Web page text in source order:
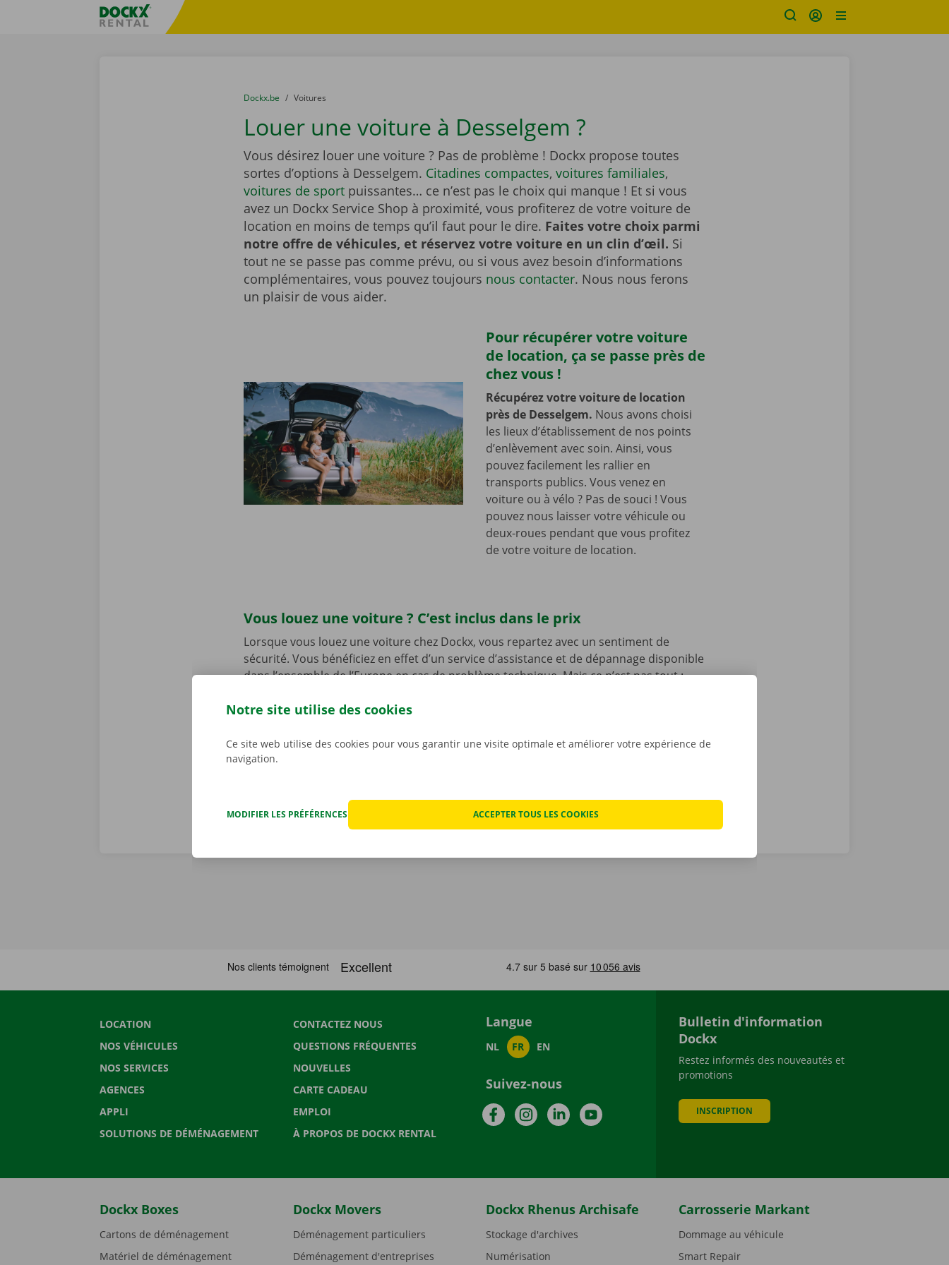
sitename
You are here:
du
Dockx.be to
Voitures
Louer une voiture à Desselgem ?
Vous désirez louer une voiture ? Pas de problème ! Dockx propose toutes
sortes d’options à Desselgem. Citadines compactes, voitures familiales,
voitures de sportpuissantes… ce n’est pas le choix qui manque ! Et si vous
avez un Dockx Service Shop à proximité, vous profiterez de votre voiture de
location en moins de temps qu’il faut pour le dire. Faites votre choix parmi
notre offre de véhicules, et réservez votre voiture en un clin d’œil. Si
tout ne se passe pas comme prévu, ou si vous avez besoin d’informations
complémentaires, vous pouvez toujours nous contacter. Nous nous ferons
un plaisir de vous aider.
Pour récupérer votre voiture
de location, ça se passe près de
chez vous !
Récupérez votre voiture de location
près de Desselgem. Nous avons choisi
les lieux d’établissement de nos points
d’enlèvement avec soin. Ainsi, vous
pouvez facilement les rallier en
transports publics. Vous venez en
voiture ou à vélo ? Pas de souci ! Vous
pouvez nous laisser votre véhicule ou
deux-roues pendant que vous profitez
de votre voiture de location.
Vous louez une voiture ? C’est inclus dans le prix
Lorsque vous louez une voiture chez Dockx, vous repartez avec un sentiment de
sécurité. Vous bénéficiez en effet d’un service d’assistance et de dépannage disponible
dans l’ensemble de l’Europe en cas de problème technique. Mais ce n’est pas tout :
début de la location. Nous constatons l’état de la voiture ensemble avant que vous
véritables priorités.
LOCATION
NOS VÉHICULES
NOS SERVICES
AGENCES
APPLI
SOLUTIONS DE DÉMÉNAGEMENT
CONTACTEZ NOUS
QUESTIONS FRÉQUENTES
NOUVELLES
CARTE CADEAU
EMPLOI
À PROPOS DE DOCKX RENTAL
Langue
NL FR EN
Suivez-nous
FacebookInstagramLinkedInYouTube
Bulletin d'information
Dockx
Restez informés des nouveautés et
promotions
INSCRIPTION
Dockx Boxes
Cartons de déménagement
Matériel de déménagement
Dockx Movers
Déménagement particuliers
Déménagement d'entreprises
Dockx Rhenus Archisafe
Stockage d'archives
Numérisation
Carrosserie Markant
Dommage au véhicule
Smart Repair
Notre site utilise des cookies
Ce site web utilise des cookies pour vous garantir une visite optimale et améliorer votre expérience de
navigation.
MODIFIER LES PRÉFÉRENCES ACCEPTER TOUS LES COOKIES